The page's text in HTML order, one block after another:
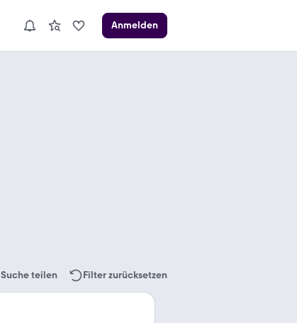
Anmelden
Suche teilen Filter zurücksetzen